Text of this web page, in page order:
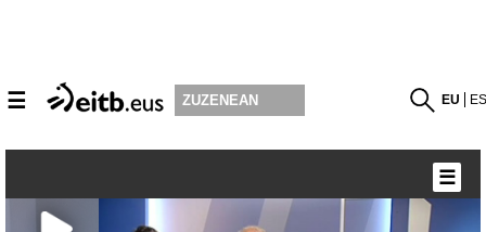
☰ ZUZENEAN EU
☰